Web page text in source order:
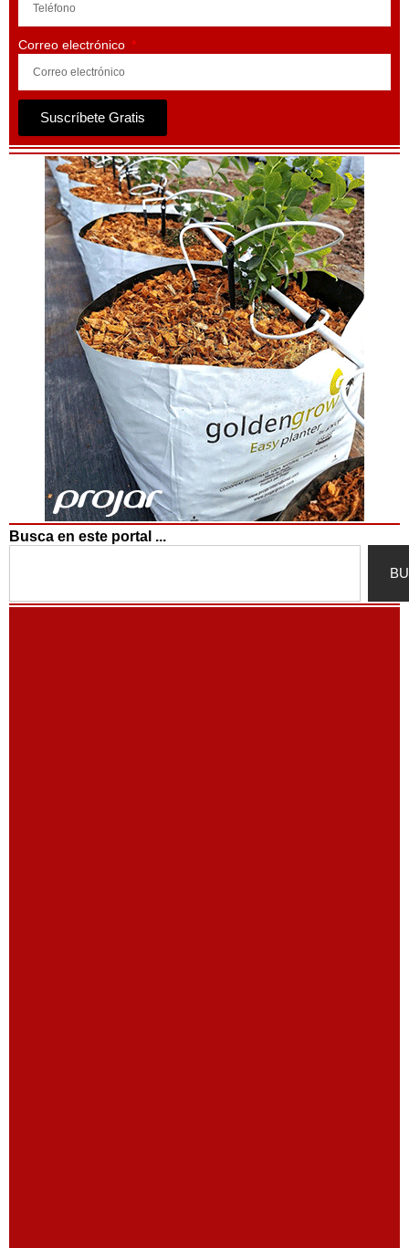
Correo electrónico
Suscríbete Gratis
Busca en este portal ...